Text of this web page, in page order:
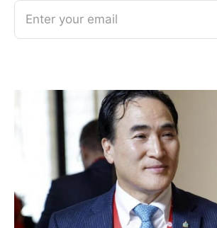
Enter your email